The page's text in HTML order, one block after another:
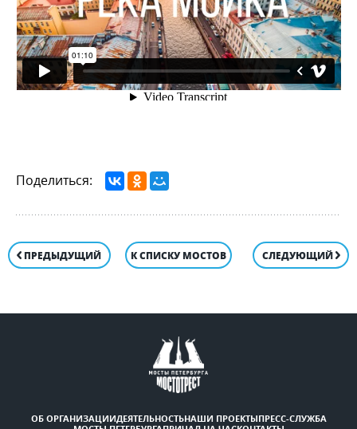
Поделиться:
ПРЕДЫДУЩИЙ К СПИСКУ МОСТОВ СЛЕДУЮЩИЙ
ОБ ОРГАНИЗАЦИИДЕЯТЕЛЬНОСТЬНАШИ ПРОЕКТЫПРЕСС-СЛУЖБА